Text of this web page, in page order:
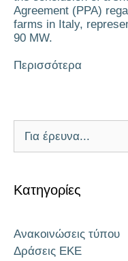
Agreement (PPA)
farms in Italy,
90 MW.
Περισσότερα
Κατηγορίες
Ανακοινώσεις τύπου
Δράσεις EKE